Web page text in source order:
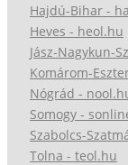
Hajdú-Bihar -
Heves - heol.hu
Jász-Nagykun-
Komárom-
Nógrád -
Somogy -
Szabolcs-
Tolna - teol.hu